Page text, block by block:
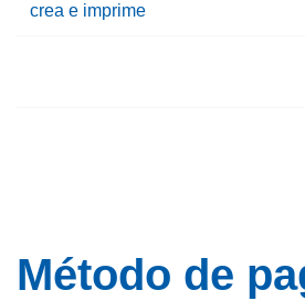
crea e imprime
Método de